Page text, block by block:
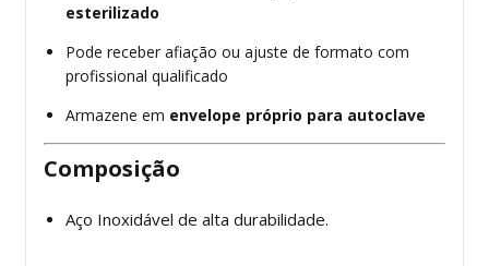
esterilizado
Pode receber afiação ou ajuste de formato com
profissional qualificado
Armazene em envelope próprio para autoclave
Composição
Aço Inoxidável de alta durabilidade.